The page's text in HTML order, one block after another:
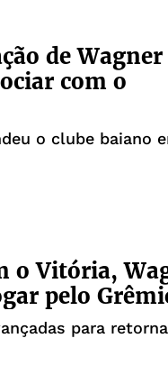
de Wagner
com o
o clube baiano
o Vitória,
pelo
para